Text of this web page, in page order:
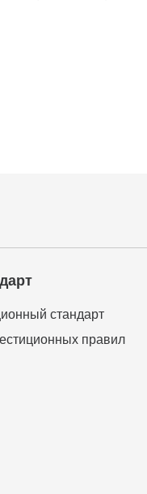
стандарт
правил